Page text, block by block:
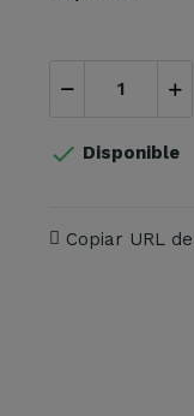
 Disponible
Copiar URL